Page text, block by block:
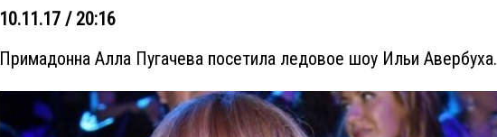
10.11.17 / 20:16
Примадонна Алла Пугачева посетила ледовое шоу Ильи Авербуха.